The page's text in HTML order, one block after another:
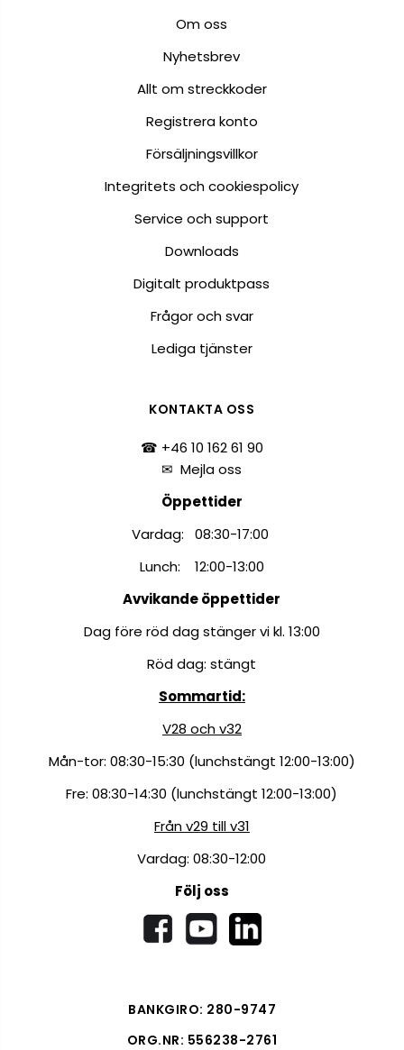
Om oss
Nyhetsbrev
Allt om streckkoder
Registrera konto
Försäljningsvillkor
Integritets och cookiespolicy
Service och support
Downloads
Digitalt produktpass
Frågor och svar
Lediga tjänster
KONTAKTA OSS
☎ +46 10 162 61 90
✉Mejla oss
Öppettider
Vardag: 08:30-17:00
Lunch: 12:00-13:00
Avvikande öppettider
Dag före röd dag stänger vi kl. 13:00
Röd dag: stängt
Sommartid:
V28 och v32
Mån-tor: 08:30-15:30 (lunchstängt 12:00-13:00)
Fre: 08:30-14:30 (lunchstängt 12:00-13:00)
Från v29 till v31
Vardag: 08:30-12:00
Följ oss
BANKGIRO: 280-9747
ORG.NR: 556238-2761